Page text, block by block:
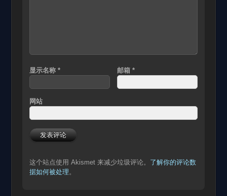
显示名称 * 邮箱 *
网站
这个站点使用 Akismet 来减少垃圾评论。 了解你的评论数
据如何被处理 。